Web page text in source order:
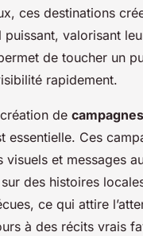
ces destinations
valorisant
de toucher un
rapidement.
de
essentielle. Ces
visuels et messages
des histoires
ce qui attire
à des récits vrais